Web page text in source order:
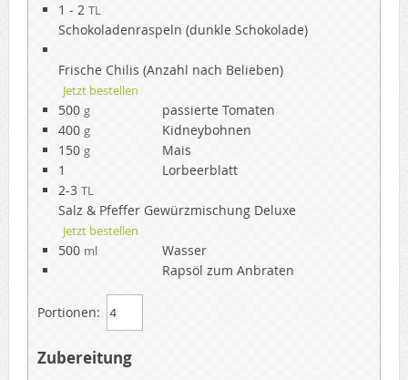
1 - 2 TL
Schokoladenraspeln (dunkle Schokolade)
Frische Chilis (Anzahl nach Belieben)
Jetzt bestellen
500 g
passierte Tomaten
400 g
Kidneybohnen
150 g
Mais
1
Lorbeerblatt
2-3 TL
Salz & Pfeffer Gewürzmischung Deluxe
Jetzt bestellen
500 ml
Wasser
Rapsöl zum Anbraten
Portionen:
Zubereitung